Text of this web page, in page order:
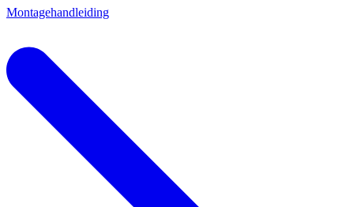
Montagehandleiding